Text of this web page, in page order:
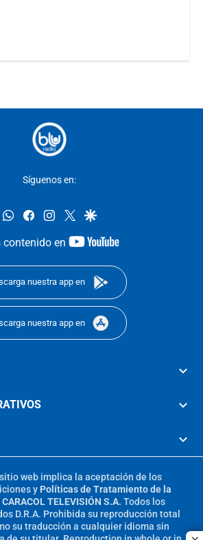
Síguenos en:
whatsappfacebookinstagram
twittergoogle
contenido en
youtube-
nuestra app en
nuestra app en
web implica la aceptación de los
y Políticas de Tratamiento de la
CARACOL TELEVISIÓN S.A. Todos los
D.R.A. Prohibida su reproducción total
su traducción a cualquier idioma sin